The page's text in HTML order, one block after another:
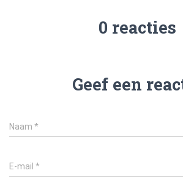
0 reacties
Geef een
Naam *
E-mail *